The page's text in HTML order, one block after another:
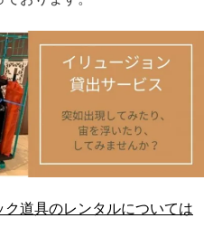
道具のレンタルについては